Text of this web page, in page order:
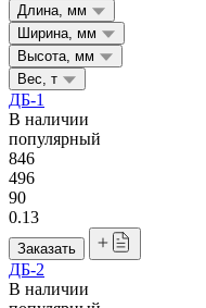
Длина, мм
Ширина, мм
Высота, мм
Вес, т
ДБ-1
В наличии
популярный
846
496
90
0.13
Заказать
ДБ-2
В наличии